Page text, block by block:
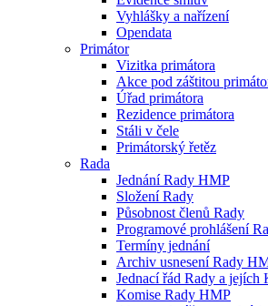
Vyhlášky a nařízení
Opendata
Primátor
Vizitka primátora
Akce pod záštitou
Úřad primátora
Rezidence primátora
Stáli v čele
Primátorský řetěz
Rada
Jednání Rady HMP
Složení Rady
Působnost členů Rady
Programové prohlášení
Termíny jednání
Archiv usnesení Rady
Jednací řád Rady a jejích
Komise Rady HMP